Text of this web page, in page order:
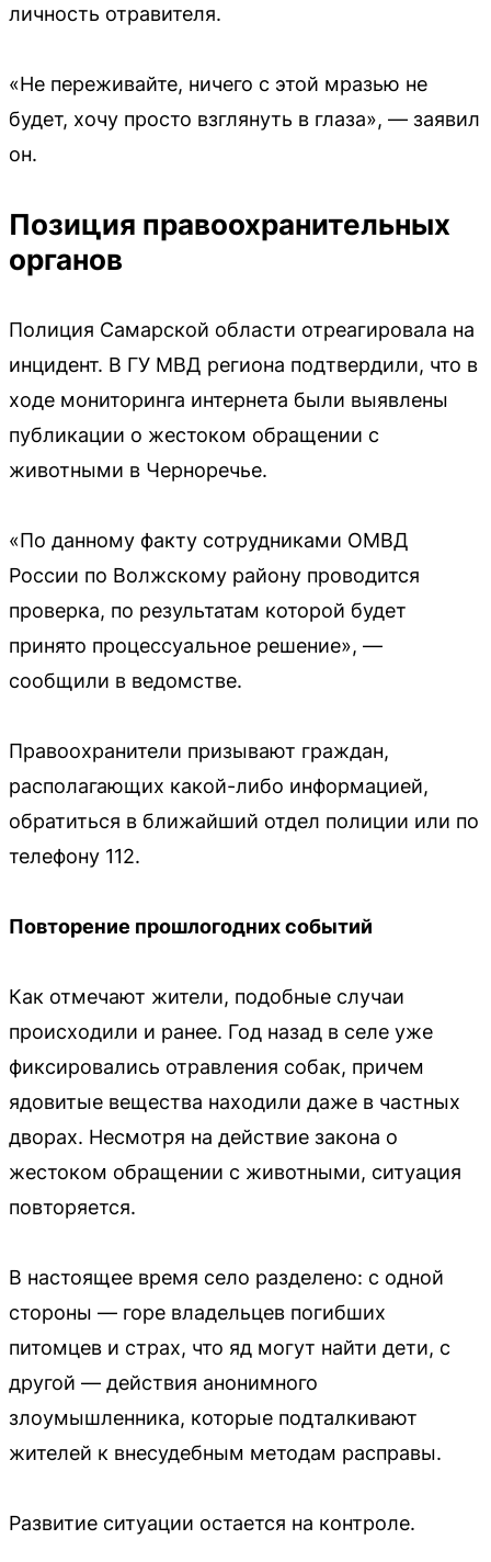
личность отравителя.
«Не переживайте, ничего с этой мразью не
будет, хочу просто взглянуть в глаза», — заявил
он.
Позиция правоохранительных
органов
Полиция Самарской области отреагировала на
инцидент. В ГУ МВД региона подтвердили, что в
ходе мониторинга интернета были выявлены
публикации о жестоком обращении с
животными в Черноречье.
«По данному факту сотрудниками ОМВД
России по Волжскому району проводится
проверка, по результатам которой будет
принято процессуальное решение», —
сообщили в ведомстве.
Правоохранители призывают граждан,
располагающих какой-либо информацией,
обратиться в ближайший отдел полиции или по
телефону 112.
Повторение прошлогодних событий
Как отмечают жители, подобные случаи
происходили и ранее. Год назад в селе уже
фиксировались отравления собак, причем
ядовитые вещества находили даже в частных
дворах. Несмотря на действие закона о
жестоком обращении с животными, ситуация
повторяется.
В настоящее время село разделено: с одной
стороны — горе владельцев погибших
питомцев и страх, что яд могут найти дети, с
другой — действия анонимного
злоумышленника, которые подталкивают
жителей к внесудебным методам расправы.
Развитие ситуации остается на контроле.